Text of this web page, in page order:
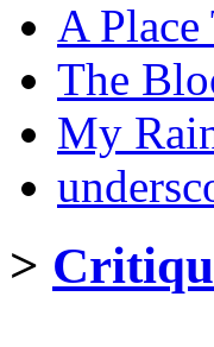
A
The
My
>